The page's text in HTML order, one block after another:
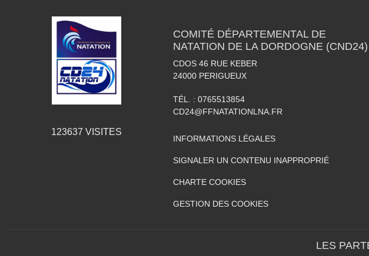
123637 VISITES
COMITÉ DÉPARTEMENTAL DE
NATATION DE LA DORDOGNE (CND24)
CDOS 46 RUE KEBER
24000 PERIGUEUX
TÉL. : 0765513854
CD24@FFNATATIONLNA.FR
INFORMATIONS LÉGALES
SIGNALER UN CONTENU INAPPROPRIÉ
CHARTE COOKIES
GESTION DES COOKIES
LES